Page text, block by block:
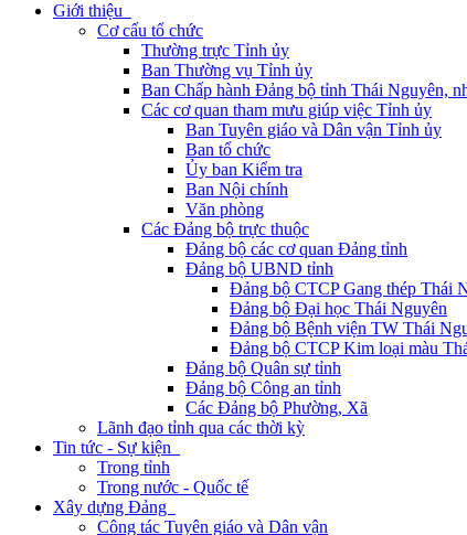
Giới thiệu
Cơ cấu tổ chức
Thường trực Tỉnh ủy
Ban Thường vụ Tỉnh ủy
Ban Chấp hành Đảng bộ tỉnh Thái Nguyên,
Các cơ quan tham mưu giúp việc Tỉnh ủy
Ban Tuyên giáo và Dân vận Tỉnh ủy
Ban tổ chức
Ủy ban Kiểm tra
Ban Nội chính
Văn phòng
Các Đảng bộ trực thuộc
Đảng bộ các cơ quan Đảng tỉnh
Đảng bộ UBND tỉnh
Đảng bộ CTCP Gang thép Thái
Đảng bộ Đại học Thái Nguyên
Đảng bộ Bệnh viện TW Thái
Đảng bộ CTCP Kim loại màu
Đảng bộ Quân sự tỉnh
Đảng bộ Công an tỉnh
Các Đảng bộ Phường, Xã
Lãnh đạo tỉnh qua các thời kỳ
Tin tức - Sự kiện
Trong tỉnh
Trong nước - Quốc tế
Xây dựng Đảng
Công tác Tuyên giáo và Dân vận